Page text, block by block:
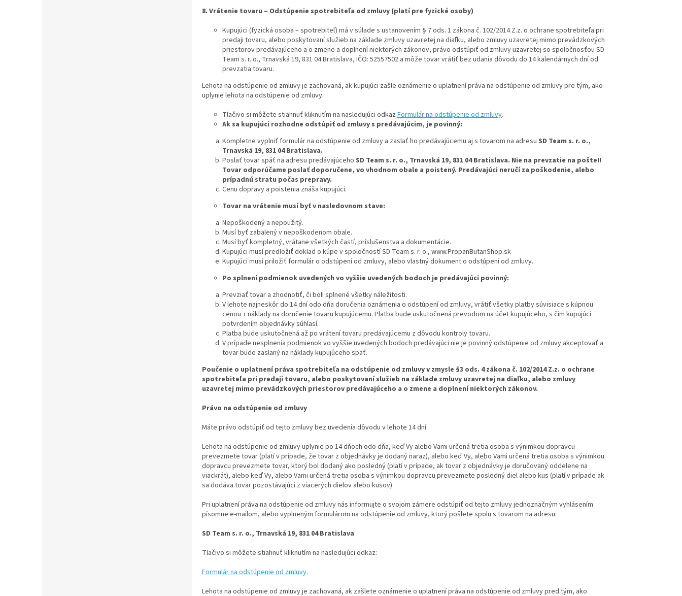
8. Vrátenie tovaru – Odstúpenie spotrebiteľa od zmluvy (platí pre fyzické osoby)
Kupujúci (fyzická osoba – spotrebiteľ) má v súlade s ustanovením § 7 ods. 1 zákona č. 102/2014 Z.z. o ochrane spotrebiteľa pri
predaji tovaru, alebo poskytovaní služieb na základe zmluvy uzavretej na diaľku, alebo zmluvy uzavretej mimo prevádzkových
priestorov predávajúceho a o zmene a doplnení niektorých zákonov, právo odstúpiť od zmluvy uzavretej so spoločnosťou SD
Team s. r. o., Trnavská 19, 831 04 Bratislava, IČO: 52557502 a môže tovar vrátiť bez udania dôvodu do 14 kalendárnych dní od
prevzatia tovaru.
Lehota na odstúpenie od zmluvy je zachovaná, ak kupujúci zašle oznámenie o uplatnení práva na odstúpenie od zmluvy pre tým, ako
uplynie lehota na odstúpenie od zmluvy.
Tlačivo si môžete stiahnuť kliknutím na nasledujúci odkaz Formulár na odstúpenie od zmluvy.
Ak sa kupujúci rozhodne odstúpiť od zmluvy s predávajúcim, je povinný:
Kompletne vyplniť formulár na odstúpenie od zmluvy a zaslať ho predávajúcemu aj s tovarom na adresu SD Team s. r. o.,
Trnavská 19, 831 04 Bratislava.
Poslať tovar späť na adresu predávajúceho SD Team s. r. o., Trnavská 19, 831 04 Bratislava. Nie na prevzatie na pošte!!
Tovar odporúčame poslať doporučene, vo vhodnom obale a poistený. Predávajúci neručí za poškodenie, alebo
prípadnú stratu počas prepravy.
Cenu dopravy a poistenia znáša kupujúci.
Tovar na vrátenie musí byť v nasledovnom stave:
Nepoškodený a nepoužitý.
Musí byť zabalený v nepoškodenom obale.
Musí byť kompletný, vrátane všetkých častí, príslušenstva a dokumentácie.
Kupujúci musí predložiť doklad o kúpe v spoločností SD Team s. r. o., www.PropanButanShop.sk
Kupujúci musí priložiť formulár o odstúpení od zmluvy, alebo vlastný dokument o odstúpení od zmluvy.
Po splnení podmienok uvedených vo vyššie uvedených bodoch je predávajúci povinný:
Prevziať tovar a zhodnotiť, či boli splnené všetky náležitosti.
V lehote najneskôr do 14 dní odo dňa doručenia oznámenia o odstúpení od zmluvy, vrátiť všetky platby súvisiace s kúpnou
cenou + náklady na doručenie tovaru kupujúcemu. Platba bude uskutočnená prevodom na účet kupujúceho, s čím kupujúci
potvrdením objednávky súhlasí.
Platba bude uskutočnená až po vrátení tovaru predávajúcemu z dôvodu kontroly tovaru.
V prípade nesplnenia podmienok vo vyššie uvedených bodoch predávajúci nie je povinný odstúpenie od zmluvy akceptovať a
tovar bude zaslaný na náklady kupujúceho späť.
Poučenie o uplatnení práva spotrebiteľa na odstúpenie od zmluvy v zmysle §3 ods. 4 zákona č. 102/2014 Z.z. o ochrane
spotrebiteľa pri predaji tovaru, alebo poskytovaní služieb na základe zmluvy uzavretej na diaľku, alebo zmluvy
uzavretej mimo prevádzkových priestorov predávajúceho a o zmene a doplnení niektorých zákonov.
Právo na odstúpenie od zmluvy
Máte právo odstúpiť od tejto zmluvy bez uvedenia dôvodu v lehote 14 dní.
Lehota na odstúpenie od zmluvy uplynie po 14 dňoch odo dňa, keď Vy alebo Vami určená tretia osoba s výnimkou dopravcu
prevezmete tovar (platí v prípade, že tovar z objednávky je dodaný naraz), alebo keď Vy, alebo Vami určená tretia osoba s výnimkou
dopravcu prevezmete tovar, ktorý bol dodaný ako posledný (platí v prípade, ak tovar z objednávky je doručovaný oddelene na
viackrát), alebo keď Vy, alebo Vami určená tretia osoba s výnimkou dopravcu prevezmete posledný diel alebo kus (platí v prípade ak
sa dodáva tovar pozostávajúci z viacerých dielov alebo kusov).
Pri uplatnení práva na odstúpenie od zmluvy nás informujte o svojom zámere odstúpiť od tejto zmluvy jednoznačným vyhlásením
písomne e-mailom, alebo vyplneným formulárom na odstúpenie od zmluvy, ktorý pošlete spolu s tovarom na adresu:
SD Team s. r. o., Trnavská 19, 831 04 Bratislava
Tlačivo si môžete stiahnuť kliknutím na nasledujúci odkaz:
Formulár na odstúpenie od zmluvy.
Lehota na odstúpenie od zmluvy je zachovaná, ak zašlete oznámenie o uplatnení práva na odstúpenie od zmluvy pred tým, ako